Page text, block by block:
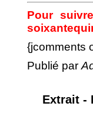
Pour
{jcomments
Publié par
Extrait -